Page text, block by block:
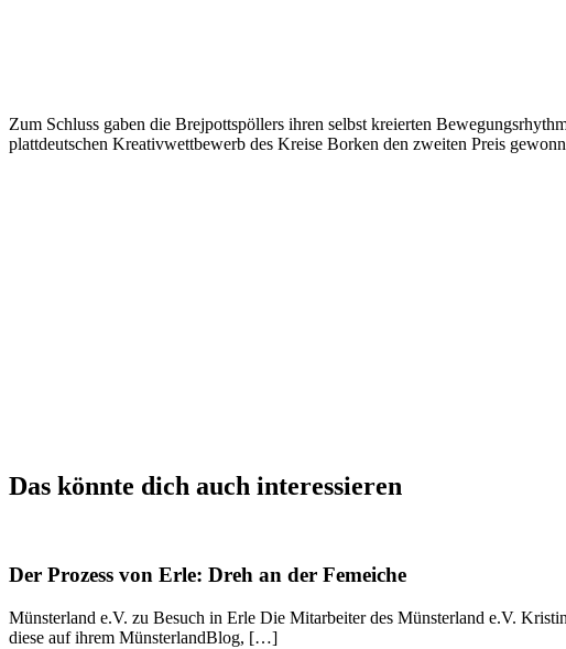
Zum Schluss gaben die Brejpottspöllers ihren selbst kreierten
plattdeutschen Kreativwettbewerb des Kreise Borken den zweiten Preis
Das könnte dich auch interessieren
Der Prozess von Erle: Dreh an der Femeiche
Münsterland e.V. zu Besuch in Erle Die Mitarbeiter des Münsterland e.V.
diese auf ihrem MünsterlandBlog, […]